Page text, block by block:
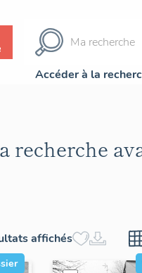
Accéder à la
recherche
affichés